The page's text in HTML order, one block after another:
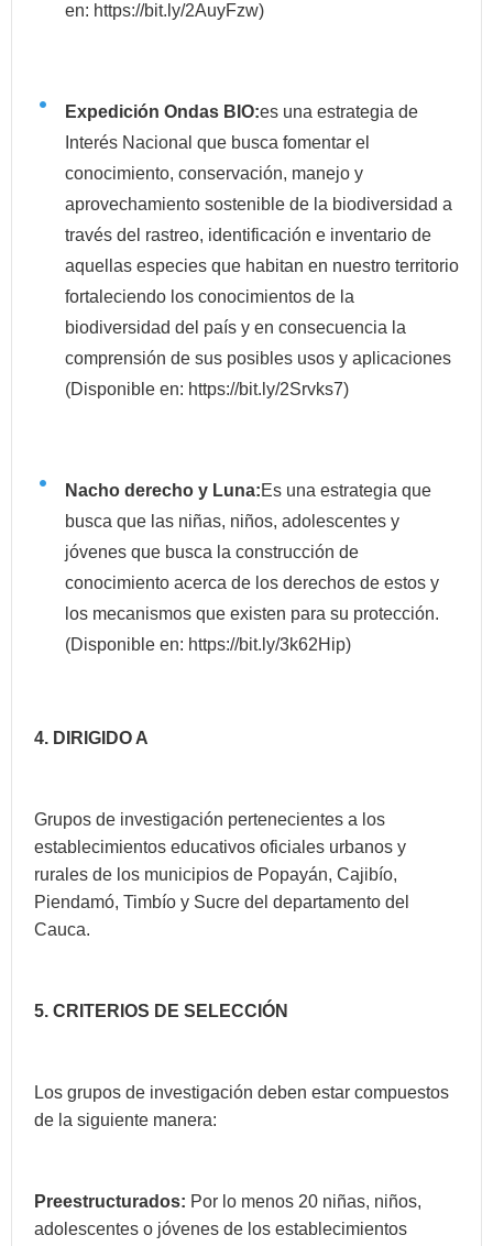
en: https://bit.ly/2AuyFzw)
Expedición Ondas BIO:es una estrategia de
Interés Nacional que busca fomentar el
conocimiento, conservación, manejo y
aprovechamiento sostenible de la biodiversidad a
través del rastreo, identificación e inventario de
aquellas especies que habitan en nuestro territorio
fortaleciendo los conocimientos de la
biodiversidad del país y en consecuencia la
comprensión de sus posibles usos y aplicaciones
(Disponible en: https://bit.ly/2Srvks7)
Nacho derecho y Luna:Es una estrategia que
busca que las niñas, niños, adolescentes y
jóvenes que busca la construcción de
conocimiento acerca de los derechos de estos y
los mecanismos que existen para su protección.
(Disponible en: https://bit.ly/3k62Hip)
4. DIRIGIDO A
Grupos de investigación pertenecientes a los
establecimientos educativos oficiales urbanos y
rurales de los municipios de Popayán, Cajibío,
Piendamó, Timbío y Sucre del departamento del
Cauca.
5. CRITERIOS DE SELECCIÓN
Los grupos de investigación deben estar compuestos
de la siguiente manera:
Preestructurados: Por lo menos 20 niñas, niños,
adolescentes o jóvenes de los establecimientos